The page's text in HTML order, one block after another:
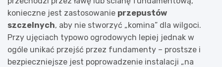
konieczne jest zastosowanie przepustów
szczelnych, aby nie stworzyć „komina” dla wilgoci.
Przy ujęciach typowo ogrodowych lepiej jednak w
ogóle unikać przejść przez fundamenty – prostsze i
bezpieczniejsze jest poprowadzenie instalacji „na